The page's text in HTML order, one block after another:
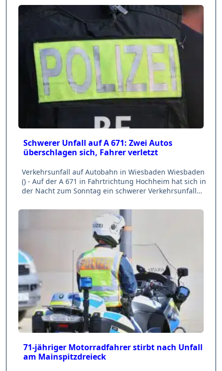
Schwerer Unfall auf A 671: Zwei Autos
überschlagen sich, Fahrer verletzt
Verkehrsunfall auf Autobahn in Wiesbaden Wiesbaden
() - Auf der A 671 in Fahrtrichtung Hochheim hat sich in
der Nacht zum Sonntag ein schwerer Verkehrsunfall…
71-jähriger Motorradfahrer stirbt nach Unfall
am Mainspitzdreieck